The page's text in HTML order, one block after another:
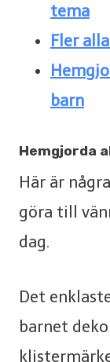
tema
Fler
barn
Hemgjorda
Här är
göra till
dag.
Det
barnet